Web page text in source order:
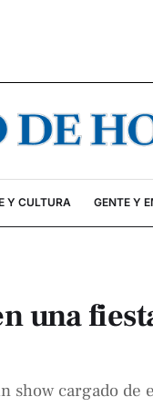
Y CULTURA GENTE Y
una
show cargado de